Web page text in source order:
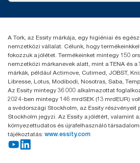
+36 1 392 2176
H-1021 Budapest
Budakeszi út 51.
A Tork, az Essity márkája, egy higiéniai és
nemzetközi vállalat. Célunk, hogy
fokozzuk a jólétet. Termékeinket mintegy 150
nemzetközi márkanevek alatt, mint a TENA és a
márkák, például Actimove, Cutimed, JOBST,
Libresse, Lotus, Modibodi, Nosotras, Saba,
Az Essity mintegy 36 000 alkalmazottat
2024-ben mintegy 146 mrdSEK (13 mrdEUR)
a svédországi Stockholm, az Essity részvényeit
Stockholm jegyzi. Az Essity a jólétért, valamint
környezettudatos és újrafelhasználó
tájékoztatás: www.essity.com